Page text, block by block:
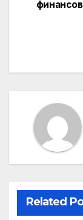
Related